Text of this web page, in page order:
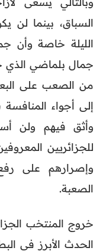
السباق، بينما لن
الليلة خاصة وأن
جمال بلماضي الذي
من الصعب على
إلى أجواء
وأثق فيهم ولن
للجزائريين
وإصرارهم على
الصعبة.
خروج المنتخب
الحدث الأبرز في